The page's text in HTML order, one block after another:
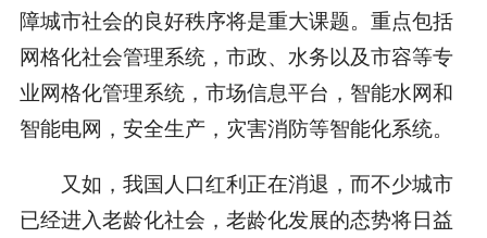
障城市社会的良好秩序将是重大课题。重点包括
网格化社会管理系统，市政、水务以及市容等专
业网格化管理系统，市场信息平台，智能水网和
智能电网，安全生产，灾害消防等智能化系统。
又如，我国人口红利正在消退，而不少城市
已经进入老龄化社会，老龄化发展的态势将日益